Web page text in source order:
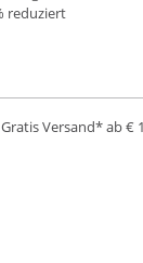
reduziert
Gratis Versand* ab €